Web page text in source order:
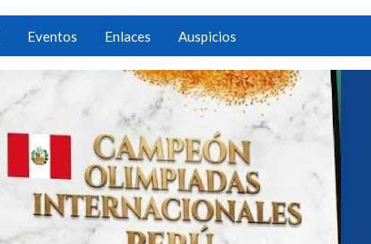
Eventos Enlaces Auspicios